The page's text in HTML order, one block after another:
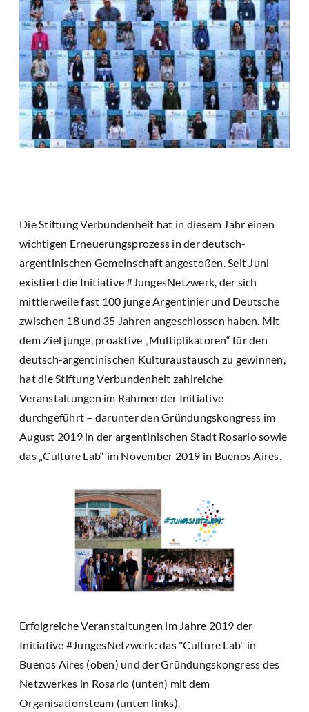
Die Stiftung Verbundenheit hat in diesem Jahr einen
wichtigen Erneuerungsprozess in der deutsch-
argentinischen Gemeinschaft angestoßen. Seit Juni
existiert die Initiative #JungesNetzwerk, der sich
mittlerweile fast 100 junge Argentinier und Deutsche
zwischen 18 und 35 Jahren angeschlossen haben. Mit
dem Ziel junge, proaktive „Multiplikatoren“ für den
deutsch-argentinischen Kulturaustausch zu gewinnen,
hat die Stiftung Verbundenheit zahlreiche
Veranstaltungen im Rahmen der Initiative
durchgeführt – darunter den Gründungskongress im
August 2019 in der argentinischen Stadt Rosario sowie
das „Culture Lab“ im November 2019 in Buenos Aires.
Erfolgreiche Veranstaltungen im Jahre 2019 der
Initiative #JungesNetzwerk: das "Culture Lab" in
Buenos Aires (oben) und der Gründungskongress des
Netzwerkes in Rosario (unten) mit dem
Organisationsteam (unten links).